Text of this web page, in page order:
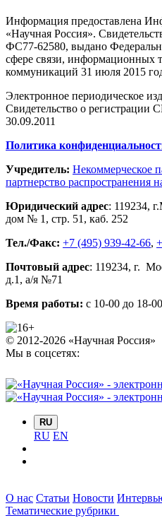
Информация предоставлена
«Научная Россия».
ФС77-62580, выдано
сфере связи, информационных
коммуникаций 31 июля 2015
Электронное периодическое
Свидетельство о
30.09.2011
Политика
Учредитель: Некоммерческое
партнерство распространения
Юридический адрес: 119234, г.
дом № 1, стр. 51 , каб. 252
Тел./Факс: +7 (495) 939-42-66,
Почтовый адрес: 119234, г.
д.1 , а/я №71
Время работы: с 10-00 до 18-00
© 2012-2026 «Научная Россия»
Мы в соцсетях:
RU
RU EN
О нас Статьи Новости
Тематические рубрики